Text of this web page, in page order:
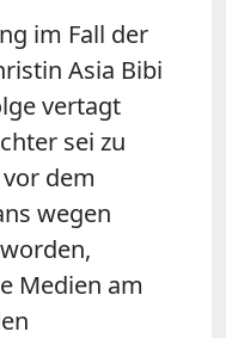
im Fall der
Asia Bibi
vertagt
sei zu
dem
wegen
Medien am